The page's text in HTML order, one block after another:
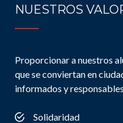
NUESTROS
Proporcionar a nuestros
que se conviertan en
informados y responsables
Solidaridad